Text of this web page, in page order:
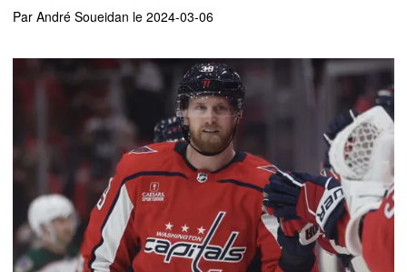
Par André Soueidan le 2024-03-06